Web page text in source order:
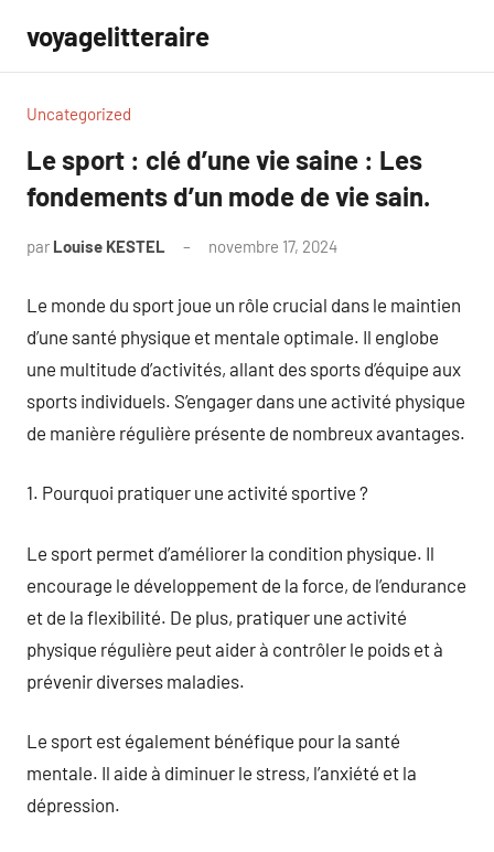
contenu
voyagelitteraire
Uncategorized
Le sport : clé d’une vie saine : Les
fondements d’un mode de vie sain.
par Louise KESTEL novembre 17, 2024
Le monde du sport joue un rôle crucial dans le maintien
d’une santé physique et mentale optimale. Il englobe
une multitude d’activités, allant des sports d’équipe aux
sports individuels. S’engager dans une activité physique
de manière régulière présente de nombreux avantages.
1. Pourquoi pratiquer une activité sportive ?
Le sport permet d’améliorer la condition physique. Il
encourage le développement de la force, de l’endurance
et de la flexibilité. De plus, pratiquer une activité
physique régulière peut aider à contrôler le poids et à
prévenir diverses maladies.
Le sport est également bénéfique pour la santé
mentale. Il aide à diminuer le stress, l’anxiété et la
dépression.